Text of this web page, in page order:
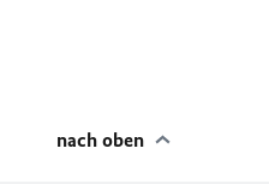
nach oben